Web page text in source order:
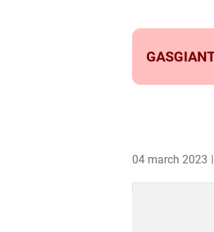
04 march 2023